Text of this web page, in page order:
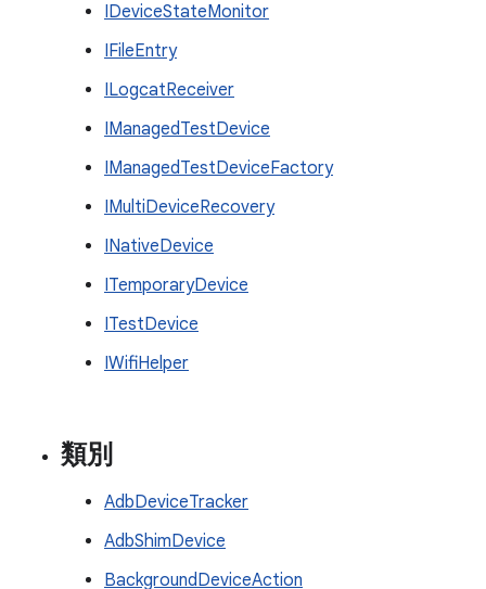
IDeviceStateMonitor
IFileEntry
ILogcatReceiver
IManagedTestDevice
IManagedTestDeviceFactory
IMultiDeviceRecovery
INativeDevice
ITemporaryDevice
ITestDevice
IWifiHelper
類別
AdbDeviceTracker
AdbShimDevice
BackgroundDeviceAction